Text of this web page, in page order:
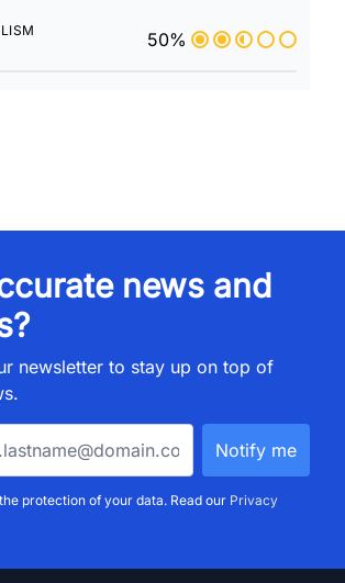
50%
news and
newsletter to stay up on top of
protection of your data. Read our Privacy